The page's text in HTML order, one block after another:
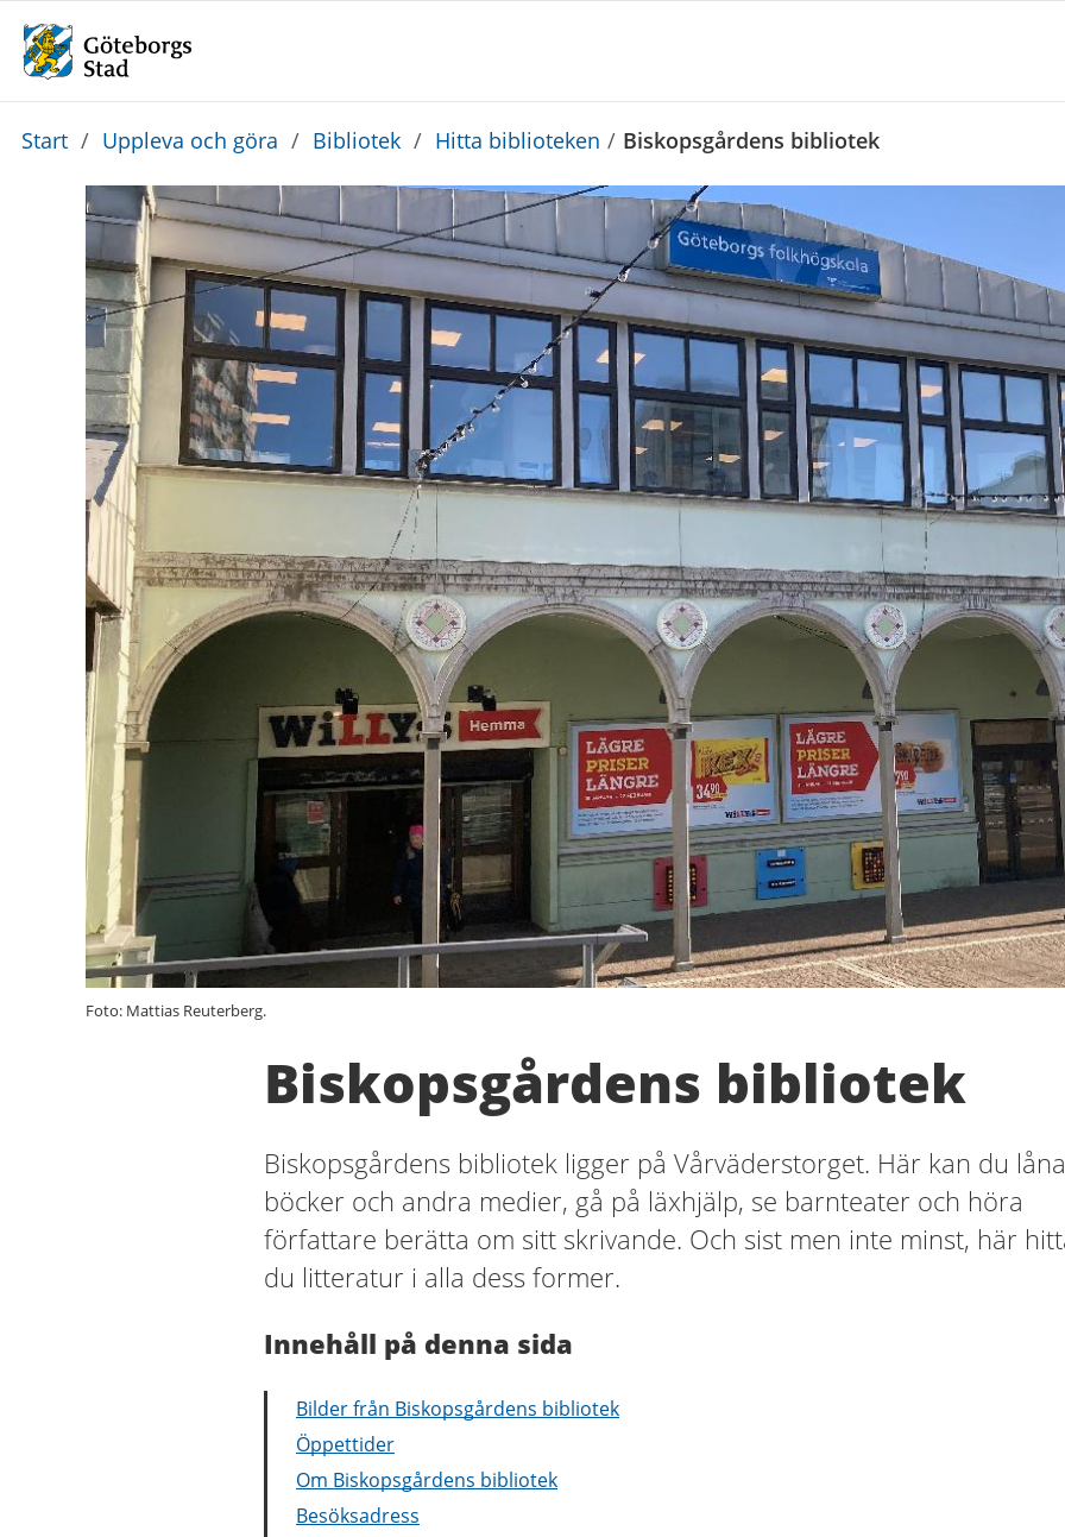
Du
Start / Uppleva och göra / Bibliotek / Hitta biblioteken / Biskopsgårdens bibliotek
Foto: Mattias Reuterberg.
Biskopsgårdens bibliotek
Biskopsgårdens bibliotek ligger på Vårväderstorget. Här kan du låna
böcker och andra medier, gå på läxhjälp, se barnteater och höra
författare berätta om sitt skrivande. Och sist men inte minst, här
du litteratur i alla dess former.
Innehåll på denna sida
Bilder från Biskopsgårdens bibliotek
Öppettider
Om Biskopsgårdens bibliotek
Besöksadress